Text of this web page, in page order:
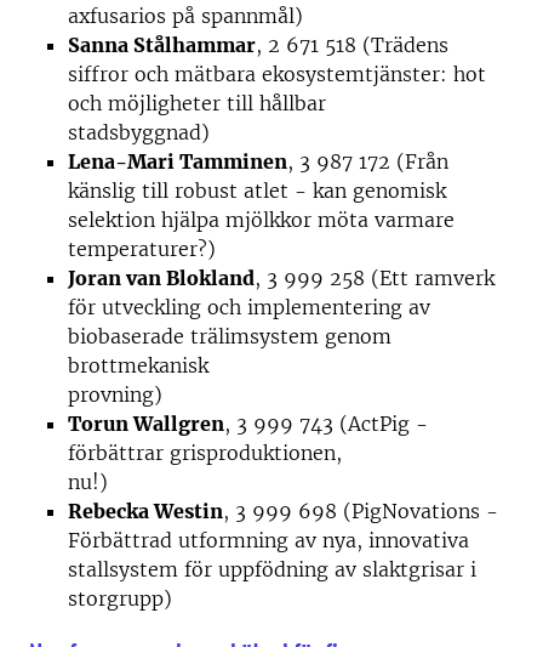
axfusarios på spannmål)
Sanna Stålhammar, 2 671 518 (Trädens
siffror och mätbara ekosystemtjänster: hot
och möjligheter till hållbar
stadsbyggnad)
Lena-Mari Tamminen, 3 987 172 (Från
känslig till robust atlet - kan genomisk
selektion hjälpa mjölkkor möta varmare
temperaturer?)
Joran van Blokland, 3 999 258 (Ett ramverk
för utveckling och implementering av
biobaserade trälimsystem genom
brottmekanisk
provning)
Torun Wallgren, 3 999 743 (ActPig -
förbättrar grisproduktionen,
nu!)
Rebecka Westin, 3 999 698 (PigNovations -
Förbättrad utformning av nya, innovativa
stallsystem för uppfödning av slaktgrisar i
storgrupp)